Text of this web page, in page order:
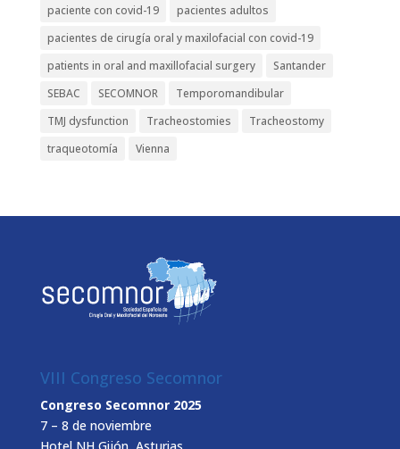
paciente con covid-19
pacientes adultos
pacientes de cirugía oral y maxilofacial con covid-19
patients in oral and maxillofacial surgery
Santander
SEBAC
SECOMNOR
Temporomandibular
TMJ dysfunction
Tracheostomies
Tracheostomy
traqueotomía
Vienna
VIII Congreso Secomnor
Congreso Secomnor 2025
7 – 8 de noviembre